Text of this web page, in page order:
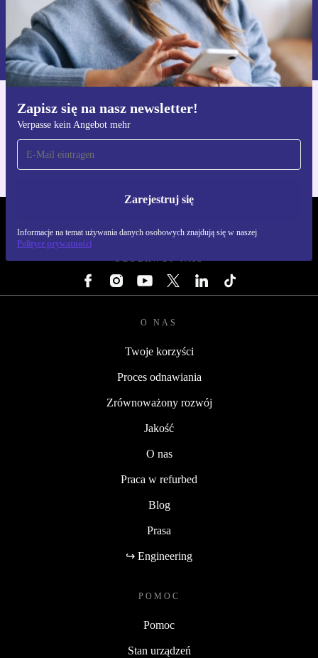
Zapisz się na nasz newsletter!
Verpasse kein Angebot mehr
Zarejestruj się
Informacje na temat używania danych osobowych znajdują się w naszej
Polityce prywatności
Zarejestruj się
Informacje na temat używania danych osobowych znajdują się w
naszej
Polityce prywatności
Pobierz aplikację refurbed
Dla iOS i Android
OBSERWUJ NAS
O NAS
Twoje korzyści
Proces odnawiania
Zrównoważony rozwój
Jakość
O nas
Praca w refurbed
Blog
Prasa
↪ Engineering
POMOC
Pomoc
Stan urządzeń